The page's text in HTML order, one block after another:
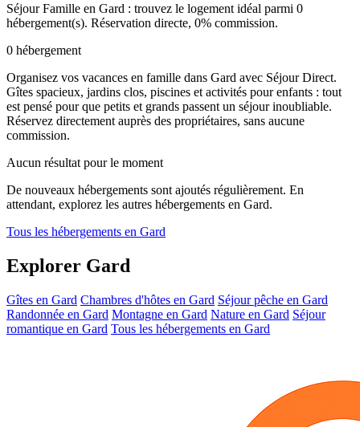
Séjour Famille en Gard : trouvez le logement idéal parmi 0
hébergement(s). Réservation directe, 0% commission.
0 hébergement
Organisez vos vacances en famille dans Gard avec Séjour Direct.
Gîtes spacieux, jardins clos, piscines et activités pour enfants : tout
est pensé pour que petits et grands passent un séjour inoubliable.
Réservez directement auprès des propriétaires, sans aucune
commission.
Aucun résultat pour le moment
De nouveaux hébergements sont ajoutés régulièrement. En
attendant, explorez les autres hébergements en Gard.
Tous les hébergements en Gard
Explorer Gard
Gîtes en Gard Chambres d'hôtes en Gard Séjour pêche en Gard
Randonnée en Gard Montagne en Gard Nature en Gard Séjour
romantique en Gard Tous les hébergements en Gard